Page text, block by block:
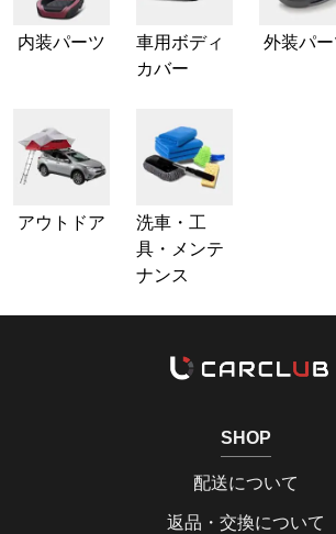
内装パーツ
車用ボディ
カバー
外装パー
アウトドア
洗車・工
具・メンテ
ナンス
SHOP
配送について
返品・交換について